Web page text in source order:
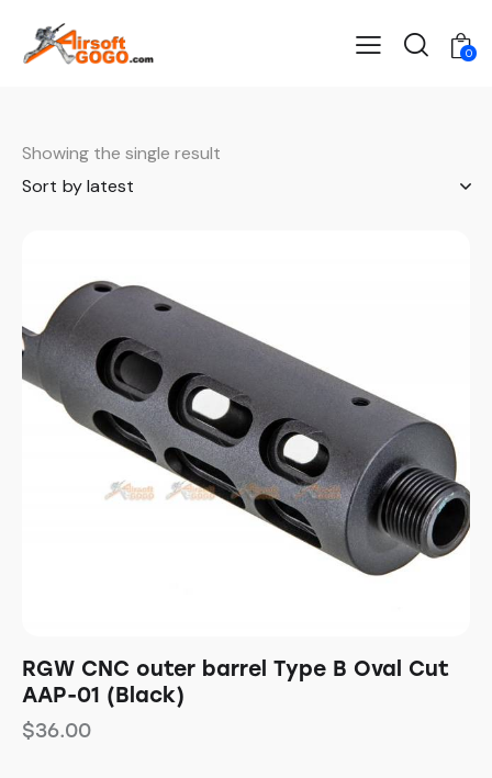
0
Showing the single result
RGW CNC outer barrel Type B Oval Cut
AAP-01 (Black)
$36.00